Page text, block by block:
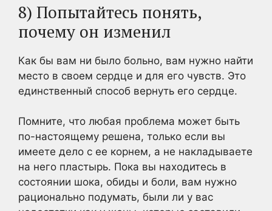
8) Попытайтесь понять,
почему он изменил
Как бы вам ни было больно, вам нужно найти
место в своем сердце и для его чувств. Это
единственный способ вернуть его сердце.
Помните, что любая проблема может быть
по-настоящему решена, только если вы
имеете дело с ее корнем, а не накладываете
на него пластырь. Пока вы находитесь в
состоянии шока, обиды и боли, вам нужно
рационально подумать, были ли у вас